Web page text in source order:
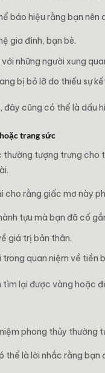
báo hiệu rằng bạn nên
gia đình, bạn bè.
những người xung
bị bỏ lỡ do thiếu sự
đây cũng có thể là dấu
trang sức
thường tượng trưng cho
cho rằng giấc mơ này
tựu mà bạn đã cố
giá trị bản thân.
trong quan niệm về tiền
tìm lại được vàng hoặc
phong thủy thường
thể là lời nhắc rằng